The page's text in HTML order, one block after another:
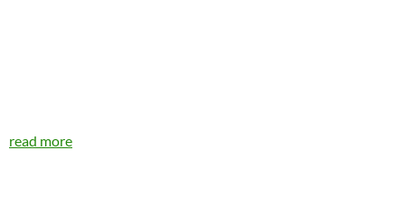
read more